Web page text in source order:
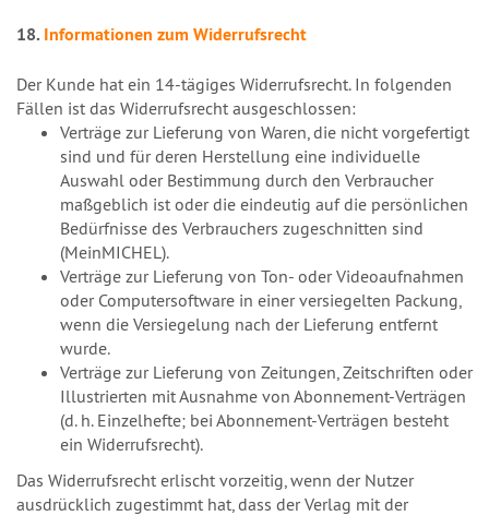
18.Informationen zum Widerrufsrecht
Der Kunde hat ein 14-tägiges Widerrufsrecht. In folgenden
Fällen ist das Widerrufsrecht ausgeschlossen:
Verträge zur Lieferung von Waren, die nicht vorgefertigt
sind und für deren Herstellung eine individuelle
Auswahl oder Bestimmung durch den Verbraucher
maßgeblich ist oder die eindeutig auf die persönlichen
Bedürfnisse des Verbrauchers zugeschnitten sind
(MeinMICHEL).
Verträge zur Lieferung von Ton- oder Videoaufnahmen
oder Computersoftware in einer versiegelten Packung,
wenn die Versiegelung nach der Lieferung entfernt
wurde.
Verträge zur Lieferung von Zeitungen, Zeitschriften oder
Illustrierten mit Ausnahme von Abonnement-Verträgen
(d. h. Einzelhefte; bei Abonnement-Verträgen besteht
ein Widerrufsrecht).
Das Widerrufsrecht erlischt vorzeitig, wenn der Nutzer
ausdrücklich zugestimmt hat, dass der Verlag mit der